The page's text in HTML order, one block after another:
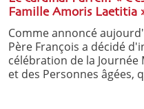
Famille Amoris Laetitia
Comme annoncé
Père François a décidé
célébration de la
et des Personnes âgées,